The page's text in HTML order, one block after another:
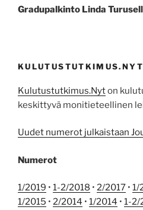
artikkeli
Gradupalkinto Linda
KULUTUSTUTKIMUS.NYT
Kulutustutkimus.Nyton
keskittyvä monitieteellinen
Uudet numerot julkaistaan
Numerot
1/2019 • 1-2/2018 • 2/2017 • 1/
1/2015 • 2/2014 • 1/2014 • 1-2/